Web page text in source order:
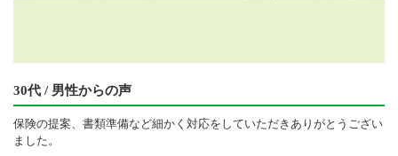
30代 / 男性からの声
保険の提案、書類準備など細かく対応をしていただきありがとうござい
ました。